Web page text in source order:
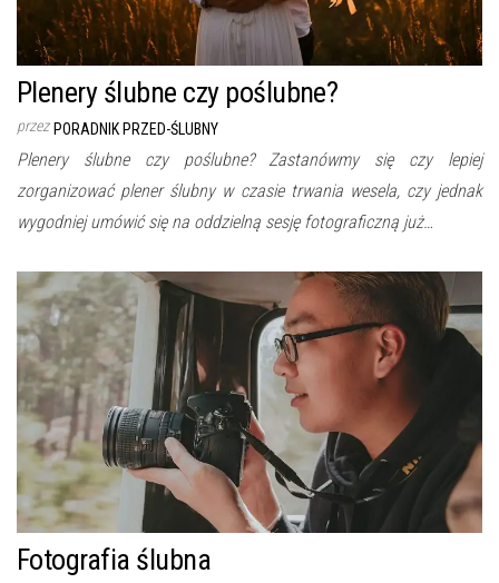
Plenery ślubne czy poślubne?
przez PORADNIK PRZED-ŚLUBNY
Plenery ślubne czy poślubne? Zastanówmy się czy lepiej
zorganizować plener ślubny w czasie trwania wesela, czy jednak
wygodniej umówić się na oddzielną sesję fotograficzną już…
Fotografia ślubna